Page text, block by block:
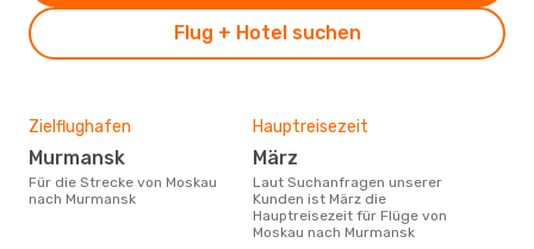
Flug + Hotel suchen
Zielflughafen
Murmansk
Für die Strecke von Moskau
nach Murmansk
Hauptreisezeit
März
Laut Suchanfragen unserer
Kunden ist März die
Hauptreisezeit für Flüge von
Moskau nach Murmansk